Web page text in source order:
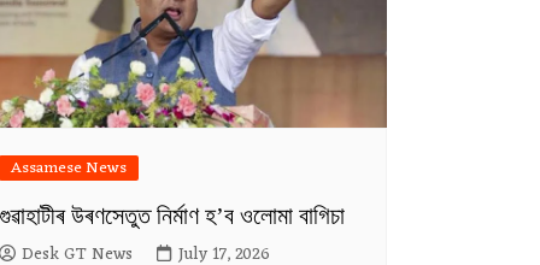
Assamese News
উৰণসেতুত নিৰ্মাণ হ’ব ওলোমা বাগিচা
Desk GT News July 17, 2026